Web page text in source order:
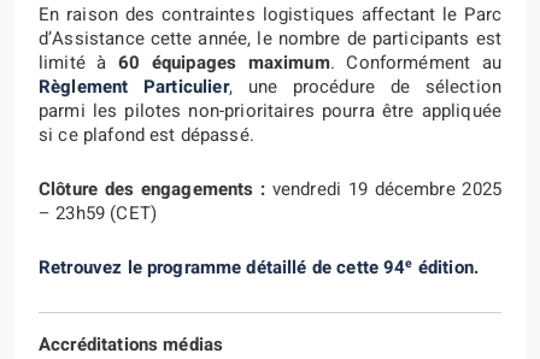
En raison des contraintes logistiques affectant le Parc
d’Assistance cette année, le nombre de participants est
limité à60 équipages maximum. Conformément au
Règlement Particulier, une procédure de sélection
parmi les pilotes non-prioritaires pourra être appliquée
si ce plafond est dépassé.
Clôture des engagements : vendredi 19 décembre 2025
– 23h59 (CET)
Retrouvez le programme détaillé de cette 94e édition.
Accréditations médias